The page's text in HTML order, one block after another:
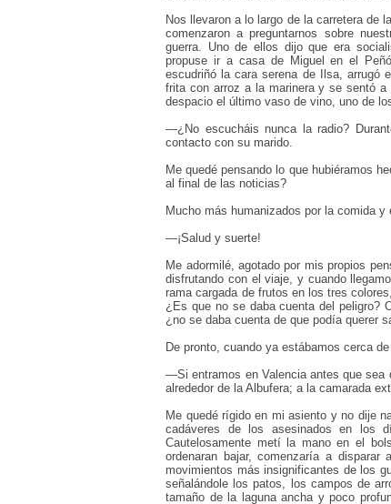
Nos llevaron a lo largo de la carretera de
comenzaron a preguntarnos sobre
guerra. Uno de ellos dijo que era
propuse ir a casa de Miguel en el
escudriñó la cara serena de Ilsa, arrugó
frita con arroz a la marinera y se sentó a
despacio el último vaso de vino, uno de
—¿No escucháis nunca la radio?
contacto con su marido.
Me quedé pensando lo que hubiéramos
al final de las noticias?
Mucho más humanizados por la comida
—¡Salud y suerte!
Me adormilé, agotado por mis propios
disfrutando con el viaje, y cuando
rama cargada de frutos en los tres
¿Es que no se daba cuenta del peligro?
¿no se daba cuenta de que podía querer
De pronto, cuando ya estábamos cerca
—Si entramos en Valencia antes que
alrededor de la Albufera; a la camarada
Me quedé rígido en mi asiento y no dije
cadáveres de los asesinados en los
Cautelosamente metí la mano en el
ordenaran bajar, comenzaría a
movimientos más insignificantes de los
señalándole los patos, los campos de
tamaño de la laguna ancha y poco